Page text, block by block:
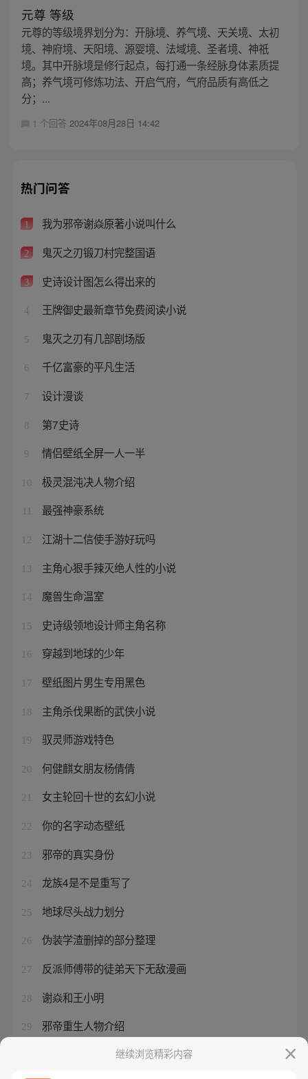
元尊 等级
元尊的等级境界划分为：开脉境、养气境、天关境、太初
境、神府境、天阳境、源婴境、法域境、圣者境、神祇
境。其中开脉境是修行起点，每打通一条经脉身体素质提
高；养气境可修炼功法、开启气府，气府品质有高低之
分；...
1 个回答 2024年08月28日 14:42
热门问答
1 我为邪帝谢焱原著小说叫什么
2 鬼灭之刃锻刀村完整国语
3 史诗设计图怎么得出来的
4 王牌御史最新章节免费阅读小说
5 鬼灭之刃有几部剧场版
6 千亿富豪的平凡生活
7 设计漫谈
8 第7史诗
9 情侣壁纸全屏一人一半
10 极灵混沌决人物介绍
最强神豪系统
12 江湖十二信使手游好玩吗
13 主角心狠手辣灭绝人性的小说
14 魔兽生命温室
15 史诗级领地设计师主角名称
16 穿越到地球的少年
17 壁纸图片男生专用黑色
18 主角杀伐果断的武侠小说
19 驭灵师游戏特色
20 何健麒女朋友杨倩倩
21 女主轮回十世的玄幻小说
22 你的名字动态壁纸
23 邪帝的真实身份
24 龙族4是不是重写了
25 地球尽头战力划分
26 伪装学渣删掉的部分整理
27 反派师傅带的徒弟天下无敌漫画
28 谢焱和王小明
29 邪帝重生人物介绍
继续浏览精彩内容